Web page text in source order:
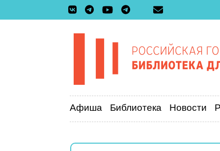
Афиша Библиотека Новости